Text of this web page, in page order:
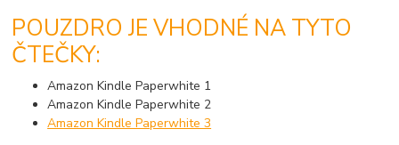
POUZDRO JE VHODNÉ NA TYTO
ČTEČKY:
Amazon Kindle Paperwhite 1
Amazon Kindle Paperwhite 2
Amazon Kindle Paperwhite 3